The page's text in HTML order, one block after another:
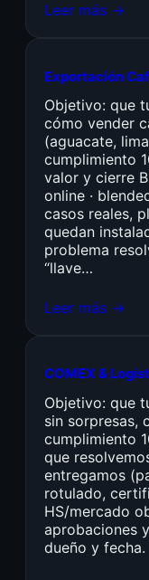
Leer más →
Exportación
Objetivo: que
cómo vender
(aguacate,
cumplimiento
valor y cierre
online ·
casos reales,
quedan
problema
“llave…
Leer más →
COMEX &
Objetivo: que
sin sorpresas,
cumplimiento
que
entregamos
rotulado,
HS/mercado
aprobaciones
dueño y fecha.